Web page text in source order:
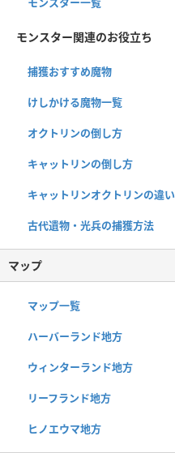
モンスター関連のお役立ち
捕獲おすすめ魔物
けしかける魔物一覧
オクトリンの倒し方
キャットリンの倒し方
キャットリンオクトリンの違い
古代遺物・光兵の捕獲方法
マップ
マップ一覧
ハーバーランド地方
ウィンターランド地方
リーフランド地方
ヒノエウマ地方